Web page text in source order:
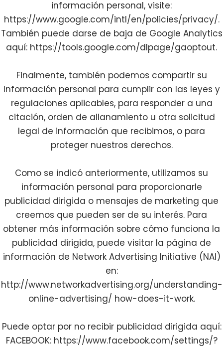
información personal, visite:
https://www.google.com/intl/en/policies/privacy/.
También puede darse de baja de Google Analytics
aquí: https://tools.google.com/dlpage/gaoptout.
Finalmente, también podemos compartir su
Información personal para cumplir con las leyes y
regulaciones aplicables, para responder a una
citación, orden de allanamiento u otra solicitud
legal de información que recibimos, o para
proteger nuestros derechos.
Como se indicó anteriormente, utilizamos su
información personal para proporcionarle
publicidad dirigida o mensajes de marketing que
creemos que pueden ser de su interés. Para
obtener más información sobre cómo funciona la
publicidad dirigida, puede visitar la página de
información de Network Advertising Initiative (NAI)
en:
http://www.networkadvertising.org/understanding-
online-advertising/ how-does-it-work.
Puede optar por no recibir publicidad dirigida aquí:
FACEBOOK: https://www.facebook.com/settings/?